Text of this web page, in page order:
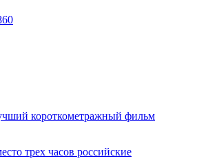
короткометражный фильм
трех часов российские